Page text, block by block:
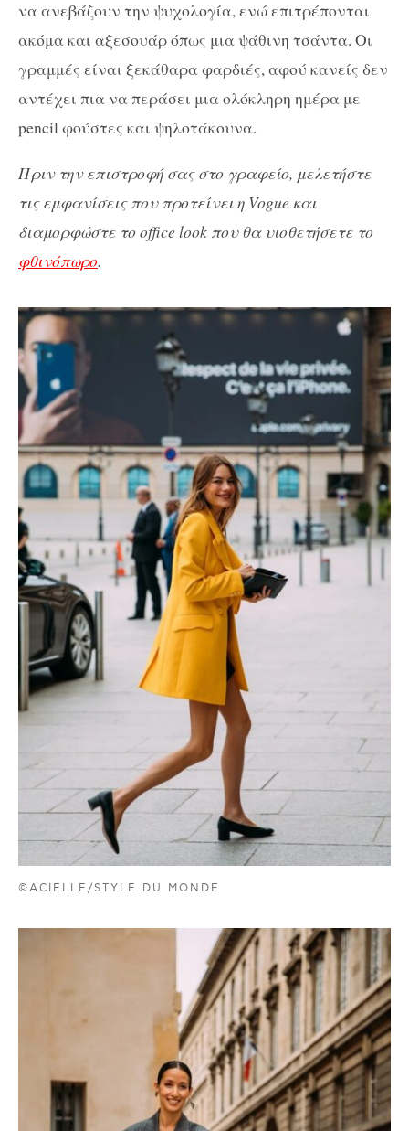
να ανεβάζουν την ψυχολογία, ενώ επιτρέπονται
ακόμα και αξεσουάρ όπως μια ψάθινη τσάντα. Οι
γραμμές είναι ξεκάθαρα φαρδιές, αφού κανείς δεν
αντέχει πια να περάσει μια ολόκληρη ημέρα με
pencil φούστες και ψηλοτάκουνα.
Πριν την επιστροφή σας στο γραφείο, μελετήστε
τις εμφανίσεις που προτείνει η Vogue και
διαμορφώστε το office look που θα υιοθετήσετε το
φθινόπωρο.
©ACIELLE/STYLE DU MONDE